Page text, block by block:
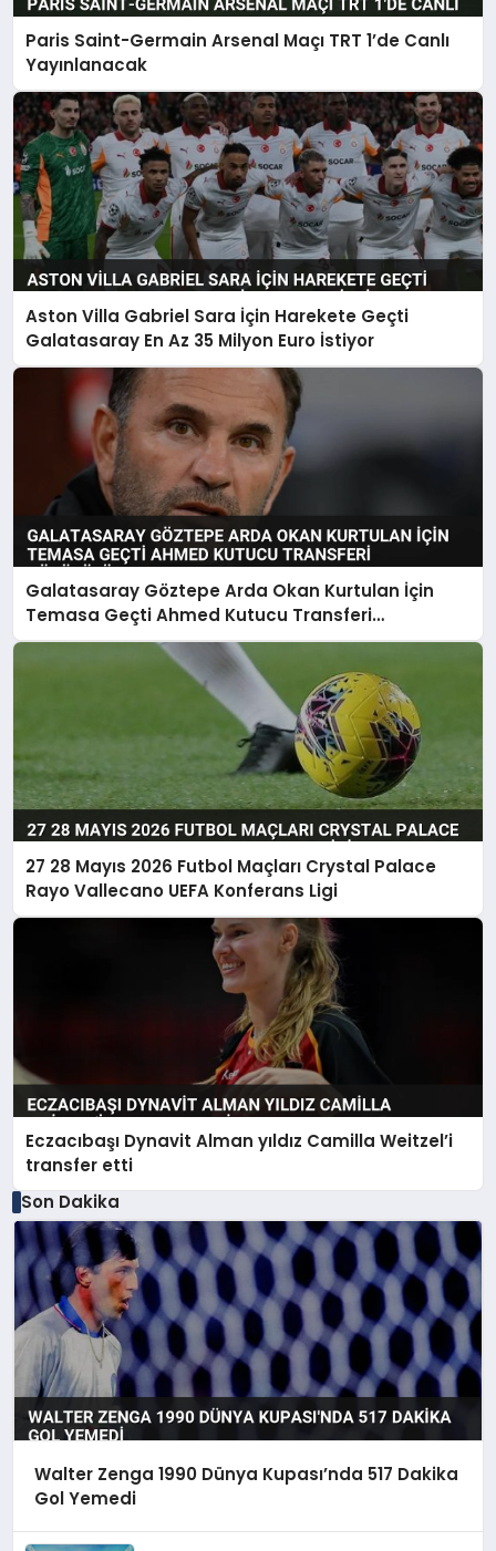
Paris Saint-Germain Arsenal Maçı TRT 1’de Canlı
Yayınlanacak
Aston Villa Gabriel Sara İçin Harekete Geçti
Galatasaray En Az 35 Milyon Euro İstiyor
Galatasaray Göztepe Arda Okan Kurtulan İçin
Temasa Geçti Ahmed Kutucu Transferi
Görüşülüyor
27 28 Mayıs 2026 Futbol Maçları Crystal Palace
Rayo Vallecano UEFA Konferans Ligi
Eczacıbaşı Dynavit Alman yıldız Camilla Weitzel’i
transfer etti
Son Dakika
Walter Zenga 1990 Dünya Kupası’nda 517 Dakika
Gol Yemedi